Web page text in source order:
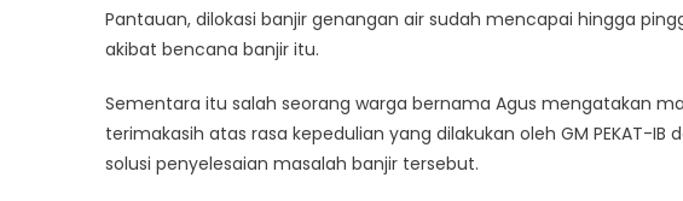
Pantauan, dilokasi banjir genangan air sudah mencapai hingga
akibat bencana banjir itu.
Sementara itu salah seorang warga bernama Agus mengatakan
terimakasih atas rasa kepedulian yang dilakukan oleh GM PEKAT-
solusi penyelesaian masalah banjir tersebut.